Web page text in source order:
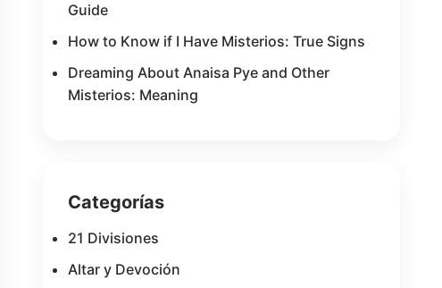
Guide
How to Know if I Have Misterios: True Signs
Dreaming About Anaisa Pye and Other
Misterios: Meaning
Categorías
21 Divisiones
Altar y Devoción